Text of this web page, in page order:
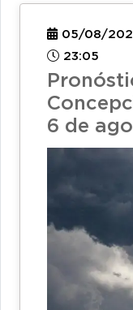
05/08/
23:05
6 de